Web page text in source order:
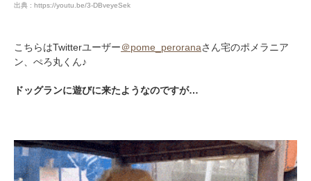
出典 : https://youtu.be/3-DBveyeSek
こちらはTwitterユーザー＠pome_peroranaさん宅のポメラニア
ン、ぺろ丸くん♪
ドッグランに遊びに来たようなのですが…